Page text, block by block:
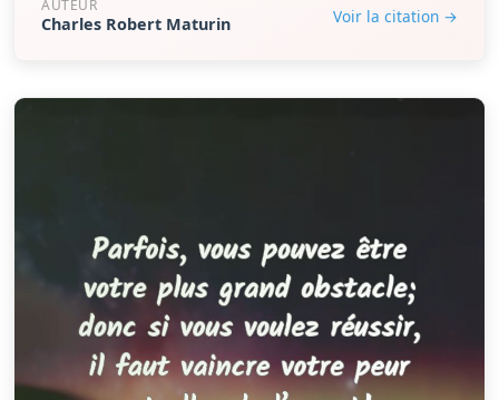
AUTEUR
Charles Robert Maturin Voir la citation →